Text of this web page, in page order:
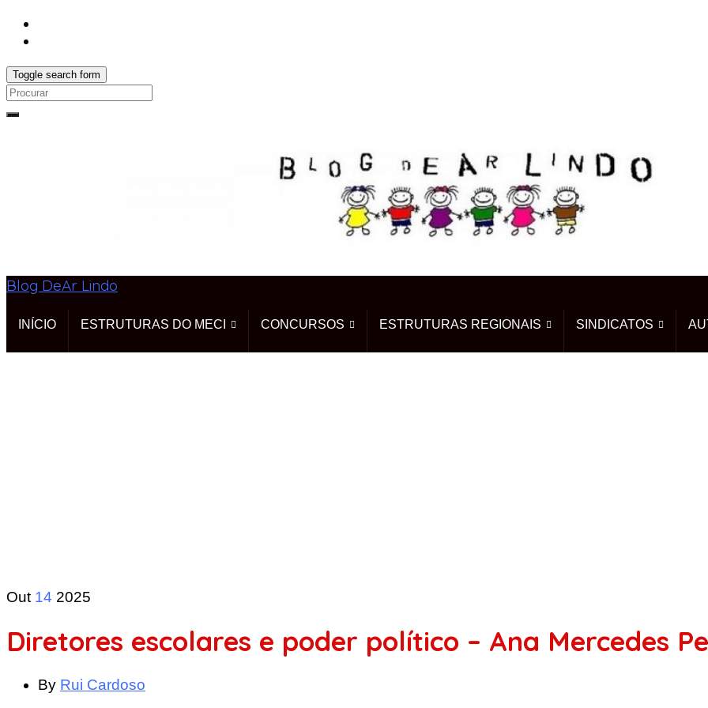
Toggle search form
Search
Blog DeAr Lindo
INÍCIO ESTRUTURAS DO MECI CONCURSOS ESTRUTURAS REGIONAIS SINDICATOS
Out 14 2025
Diretores escolares e poder político – Ana Mercedes
By Rui Cardoso